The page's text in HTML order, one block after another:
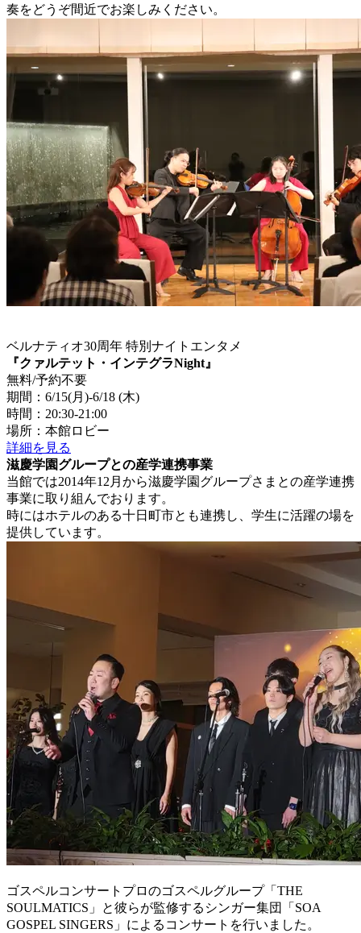
奏をどうぞ間近でお楽しみください。
ベルナティオ30周年 特別ナイトエンタメ
『クァルテット・インテグラNight』
無料/予約不要
期間：6/15(月)-6/18 (木)
時間：20:30-21:00
場所：本館ロビー
詳細を見る
滋慶学園グループとの産学連携事業
当館では2014年12月から滋慶学園グループさまとの産学連携
事業に取り組んでおります。
時にはホテルのある十日町市とも連携し、学生に活躍の場を
提供しています。
ゴスペルコンサートプロのゴスペルグループ「THE
SOULMATICS」と彼らが監修するシンガー集団「SOA
GOSPEL SINGERS」によるコンサートを行いました。